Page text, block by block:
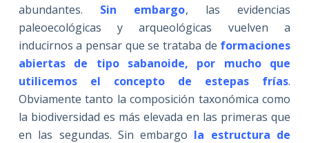
abundantes.
Sin embargo, las evidencias
paleoecológicas y arqueológicas vuelven a
inducirnos a pensar que se trataba de formaciones
abiertas de tipo sabanoide, por mucho que
utilicemos el concepto de estepas frías.
Obviamente tanto la composición taxonómica como
la biodiversidad es más elevada en las primeras que
en las segundas. Sin embargo la estructura de